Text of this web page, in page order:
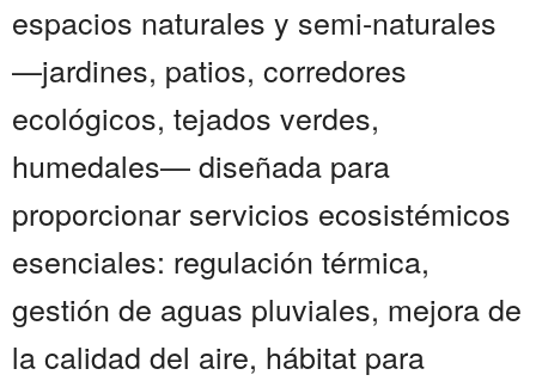
espacios naturales y semi-naturales
—jardines, patios, corredores
ecológicos, tejados verdes,
humedales— diseñada para
proporcionar servicios ecosistémicos
esenciales: regulación térmica,
gestión de aguas pluviales, mejora de
la calidad del aire, hábitat para